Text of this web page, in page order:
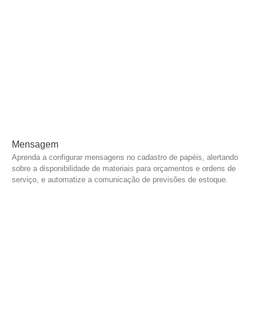
Mensagem
Aprenda a configurar mensagens no cadastro de papéis, alertando
sobre a disponibilidade de materiais para orçamentos e ordens de
serviço, e automatize a comunicação de previsões de estoque.